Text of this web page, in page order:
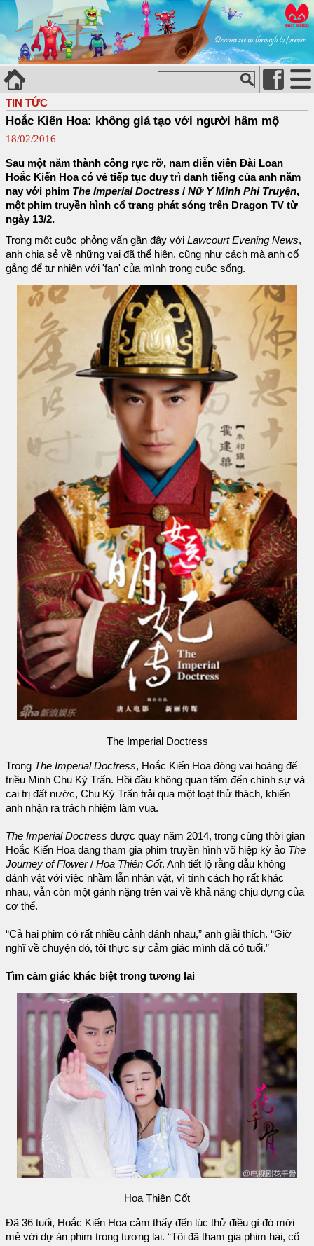
TIN TỨC
Hoắc Kiến Hoa: không giả tạo với người hâm mộ
18/02/2016
Sau một năm thành công rực rỡ, nam diễn viên Đài Loan
Hoắc Kiến Hoa có vẻ tiếp tục duy trì danh tiếng của anh năm
nay với phim The Imperial Doctress / Nữ Y Minh Phi Truyện,
một phim truyền hình cổ trang phát sóng trên Dragon TV từ
ngày 13/2.
Trong một cuộc phỏng vấn gần đây với Lawcourt Evening News,
anh chia sẻ về những vai đã thể hiện, cũng như cách mà anh cố
gắng để tự nhiên với 'fan' của mình trong cuộc sống.
The Imperial Doctress
Trong The Imperial Doctress, Hoắc Kiến Hoa đóng vai hoàng đế
triều Minh Chu Kỳ Trấn. Hồi đầu không quan tấm đến chính sự và
cai trị đất nước, Chu Kỳ Trấn trải qua một loạt thử thách, khiến
anh nhận ra trách nhiệm làm vua.
The Imperial Doctress được quay năm 2014, trong cùng thời gian
Hoắc Kiến Hoa đang tham gia phim truyền hình võ hiệp kỳ ảo The
Journey of Flower/ Hoa Thiên Cốt. Anh tiết lộ rằng dẫu không
đánh vật với việc nhầm lẫn nhân vật, vì tính cách họ rất khác
nhau, vẫn còn một gánh nặng trên vai về khả năng chịu đựng của
cơ thể.
“Cả hai phim có rất nhiều cảnh đánh nhau,” anh giải thích. “Giờ
nghĩ về chuyện đó, tôi thực sự cảm giác mình đã có tuổi.”
Tìm cảm giác khác biệt trong tương lai
Hoa Thiên Cốt
Đã 36 tuổi, Hoắc Kiến Hoa cảm thấy đến lúc thử điều gì đó mới
mẻ với dự án phim trong tương lai. “Tôi đã tham gia phim hài, cổ